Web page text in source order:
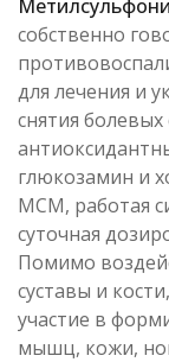
собственно
для лечения и
снятия
глюкозамин и
МСМ, работая
суточная
Помимо
суставы и
участие в
мышц, кожи,